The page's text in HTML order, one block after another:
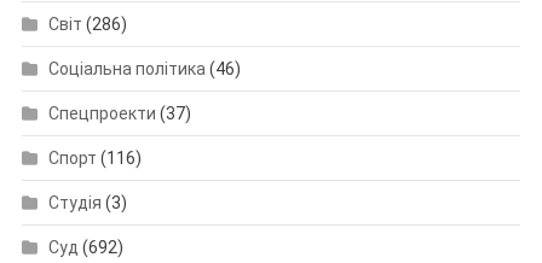
Світ (286)
Соціальна політика (46)
Спецпроекти (37)
Спорт (116)
Студія (3)
Суд (692)